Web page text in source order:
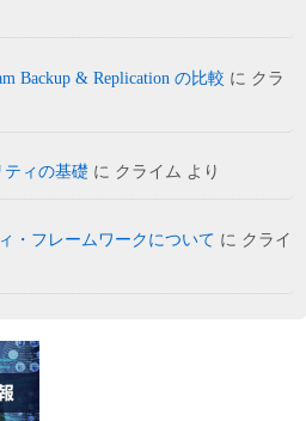
Backup & Replication の比較 に クラ
ティの基礎 に クライム より
・フレームワークについて に クライ